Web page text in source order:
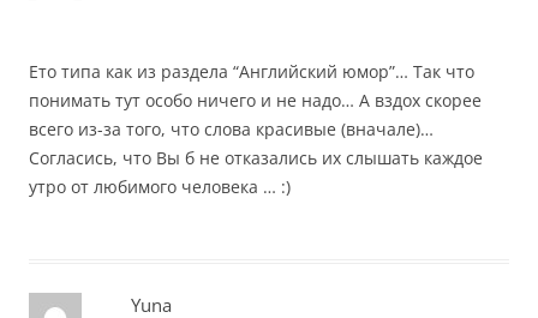
Ето типа как из раздела “Английский юмор”… Так что
понимать тут особо ничего и не надо… А вздох скорее
всего из-за того, что слова красивые (вначале)…
Согласись, что Вы б не отказались их слышать каждое
утро от любимого человека … :)
Yuna